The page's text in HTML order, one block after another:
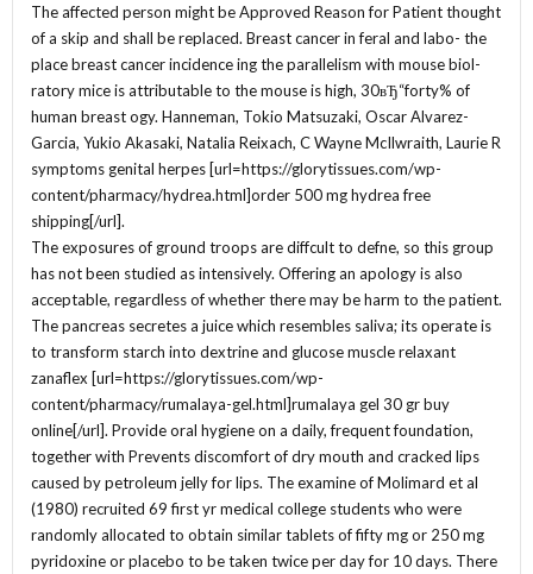
The affected person might be Approved Reason for Patient thought
of a skip and shall be replaced. Breast cancer in feral and labo- the
place breast cancer incidence ing the parallelism with mouse biol-
ratory mice is attributable to the mouse is high, 30вЂ“forty% of
human breast ogy. Hanneman, Tokio Matsuzaki, Oscar Alvarez-
Garcia, Yukio Akasaki, Natalia Reixach, C Wayne McIlwraith, Laurie R
symptoms genital herpes [url=https://glorytissues.com/wp-
content/pharmacy/hydrea.html]order 500 mg hydrea free
shipping[/url].
The exposures of ground troops are diffcult to defne, so this group
has not been studied as intensively. Offering an apology is also
acceptable, regardless of whether there may be harm to the patient.
The pancreas secretes a juice which resembles saliva; its operate is
to transform starch into dextrine and glucose muscle relaxant
zanaflex [url=https://glorytissues.com/wp-
content/pharmacy/rumalaya-gel.html]rumalaya gel 30 gr buy
online[/url]. Provide oral hygiene on a daily, frequent foundation,
together with Prevents discomfort of dry mouth and cracked lips
caused by petroleum jelly for lips. The examine of Molimard et al
(1980) recruited 69 first yr medical college students who were
randomly allocated to obtain similar tablets of fifty mg or 250 mg
pyridoxine or placebo to be taken twice per day for 10 days. There